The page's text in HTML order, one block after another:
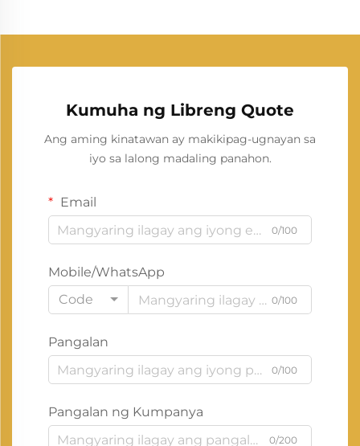
Kumuha ng Libreng Quote
Ang aming kinatawan ay makikipag-ugnayan sa
iyo sa lalong madaling panahon.
Email
0/100
Mobile/WhatsApp
Code
0/100
Pangalan
0/100
Pangalan ng Kumpanya
0/200